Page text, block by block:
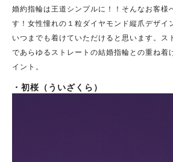
婚約指輪は王道シンプルに！！そんなお客様
す！女性憧れの１粒ダイヤモンド縦爪デザイ
いつまでも着けていただけると思います。ス
であらゆるストレートの結婚指輪との重ね着
イント。
・ 初桜（ういざくら）